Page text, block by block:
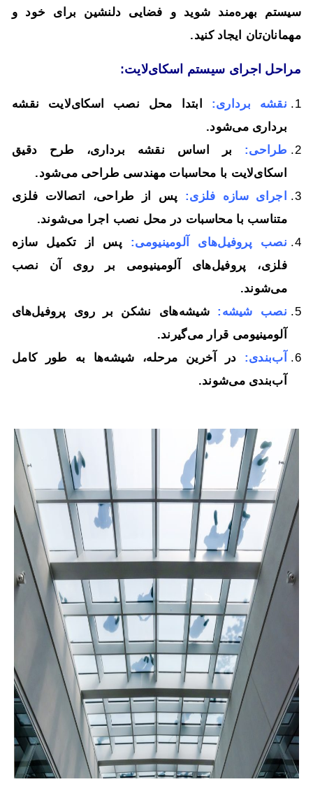
سیستم بهره‌مند شوید و فضایی دلنشین برای خود و
مهمانان‌تان ایجاد کنید.
مراحل اجرای سیستم اسکاى‌لایت:
نقشه برداری: ابتدا محل نصب اسکاى‌لایت نقشه
برداری می‌شود.
طراحی: بر اساس نقشه برداری، طرح دقیق
اسکاى‌لایت با محاسبات مهندسی طراحی می‌شود.
اجرای سازه فلزی: پس از طراحی، اتصالات فلزی
متناسب با محاسبات در محل نصب اجرا می‌شوند.
نصب پروفیل‌های آلومینیومی: پس از تکمیل سازه
فلزی، پروفیل‌های آلومینیومی بر روی آن نصب
می‌شوند.
نصب شیشه: شیشه‌های نشکن بر روی پروفیل‌های
آلومینیومی قرار می‌گیرند.
آب‌بندی: در آخرین مرحله، شیشه‌ها به طور کامل
آب‌بندی می‌شوند.